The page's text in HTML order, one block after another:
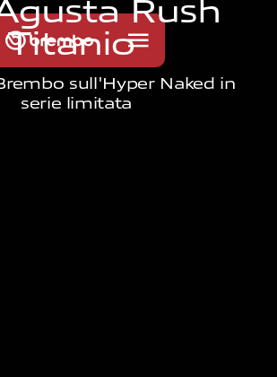
gusta Rus h
Titanio
sull'Hyper Naked in
serie limitata